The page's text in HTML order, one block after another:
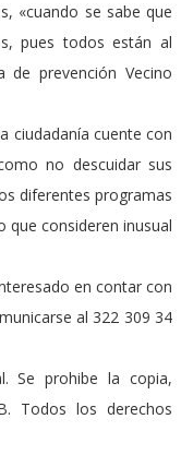
«cuando se sabe que
pues todos están al
prevención Vecino
ciudadanía cuente con
no descuidar sus
diferentes programas
que consideren inusual
en contar con
al 322 309 34
Se prohibe la copia,
Todos los derechos